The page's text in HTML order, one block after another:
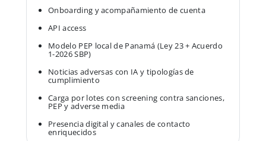
Onboarding y acompañamiento de cuenta
API access
Modelo PEP local de Panamá (Ley 23 + Acuerdo
1-2026 SBP)
Noticias adversas con IA y tipologías de
cumplimiento
Carga por lotes con screening contra sanciones,
PEP y adverse media
Presencia digital y canales de contacto
enriquecidos